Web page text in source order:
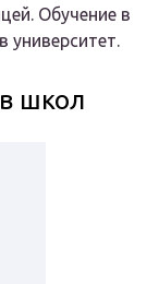
Обучение в
университет.
школ